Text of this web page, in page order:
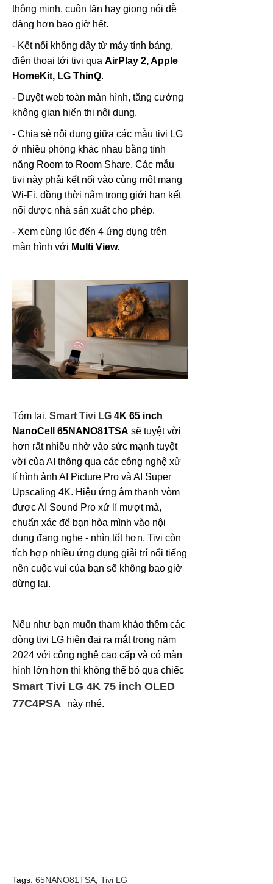
thông minh, cuộn lăn hay giọng nói dễ
dàng hơn bao giờ hết.
- Kết nối không dây từ máy tính bảng,
điện thoại tới tivi qua AirPlay 2, Apple
HomeKit, LG ThinQ.
- Duyệt web toàn màn hình, tăng cường
không gian hiển thị nội dung.
- Chia sẻ nội dung giữa các mẫu tivi LG
ở nhiều phòng khác nhau bằng tính
năng Room to Room Share. Các mẫu
tivi này phải kết nối vào cùng một mạng
Wi-Fi, đồng thời nằm trong giới hạn kết
nối được nhà sản xuất cho phép.
- Xem cùng lúc đến 4 ứng dụng trên
màn hình với Multi View.
Tóm lại, Smart Tivi LG 4K 65 inch
NanoCell 65NANO81TSA sẽ tuyệt vời
hơn rất nhiều nhờ vào sức mạnh tuyệt
vời của AI thông qua các công nghệ xử
lí hình ảnh AI Picture Pro và AI Super
Upscaling 4K. Hiệu ứng âm thanh vòm
được AI Sound Pro xử lí mượt mà,
chuẩn xác để bạn hòa mình vào nội
dung đang nghe - nhìn tốt hơn. Tivi còn
tích hợp nhiều ứng dụng giải trí nổi tiếng
nên cuộc vui của bạn sẽ không bao giờ
dừng lại.
Nếu như bạn muốn tham khảo thêm các
dòng tivi LG hiện đại ra mắt trong năm
2024 với công nghệ cao cấp và có màn
hình lớn hơn thì không thể bỏ qua chiếc
Smart Tivi LG 4K 75 inch OLED
77C4PSA
này nhé.
Tags: 65NANO81TSA Tivi LG